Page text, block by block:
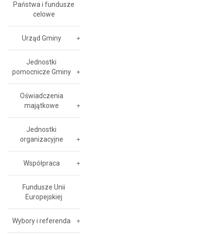
Państwa i fundusze
celowe
Urząd Gminy
Jednostki
pomocnicze Gminy
Oświadczenia
majątkowe
Jednostki
organizacyjne
Współpraca
Fundusze Unii
Europejskiej
Wybory i referenda